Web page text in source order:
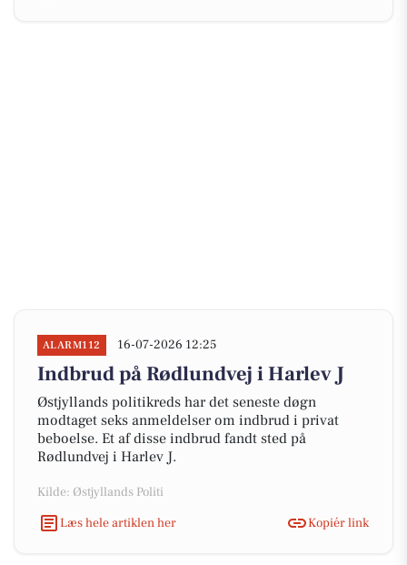
ALARM112 16-07-2026 12:25
Indbrud på Rødlundvej i Harlev J
Østjyllands politikreds har det seneste døgn
modtaget seks anmeldelser om indbrud i privat
beboelse. Et af disse indbrud fandt sted på
Rødlundvej i Harlev J.
Kilde: Østjyllands Politi
Læs hele artiklen her
Kopiér link